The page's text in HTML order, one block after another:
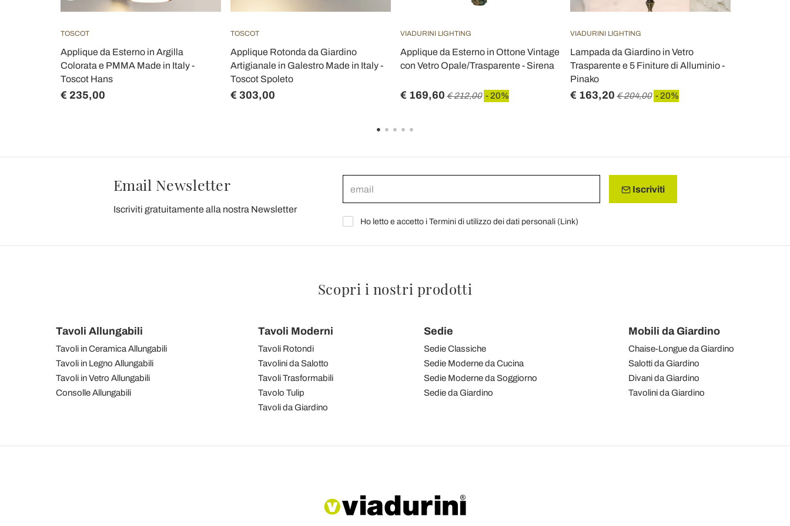
TOSCOT
Applique da Esterno in Argilla
Colorata e PMMA Made in Italy -
Toscot Hans
€ 235,00
TOSCOT
Applique Rotonda da Giardino
Artigianale in Galestro Made in Italy -
Toscot Spoleto
€ 303,00
VIADURINI LIGHTING
Applique da Esterno in Ottone Vintage
con Vetro Opale/Trasparente - Sirena
€ 169,60 € 212,00 - 20%
VIADURINI LIGHTING
Lampada da Giardino in Vetro
Trasparente e 5 Finiture di Alluminio -
Pinako
€ 163,20 € 204,00 - 20%
Email Newsletter
Iscriviti gratuitamente alla nostra Newsletter
Iscriviti
Ho letto e accetto i Termini di utilizzo dei dati personali (Link)
Scopri i nostri prodotti
Tavoli Allungabili
Tavoli in Ceramica Allungabili
Tavoli in Legno Allungabili
Tavoli in Vetro Allungabili
Consolle Allungabili
Tavoli Moderni
Tavoli Rotondi
Tavolini da Salotto
Tavoli Trasformabili
Tavolo Tulip
Tavoli da Giardino
Sedie
Sedie Classiche
Sedie Moderne da Cucina
Sedie Moderne da Soggiorno
Sedie da Giardino
Mobili da Giardino
Chaise-Longue da Giardino
Salotti da Giardino
Divani da Giardino
Tavolini da Giardino